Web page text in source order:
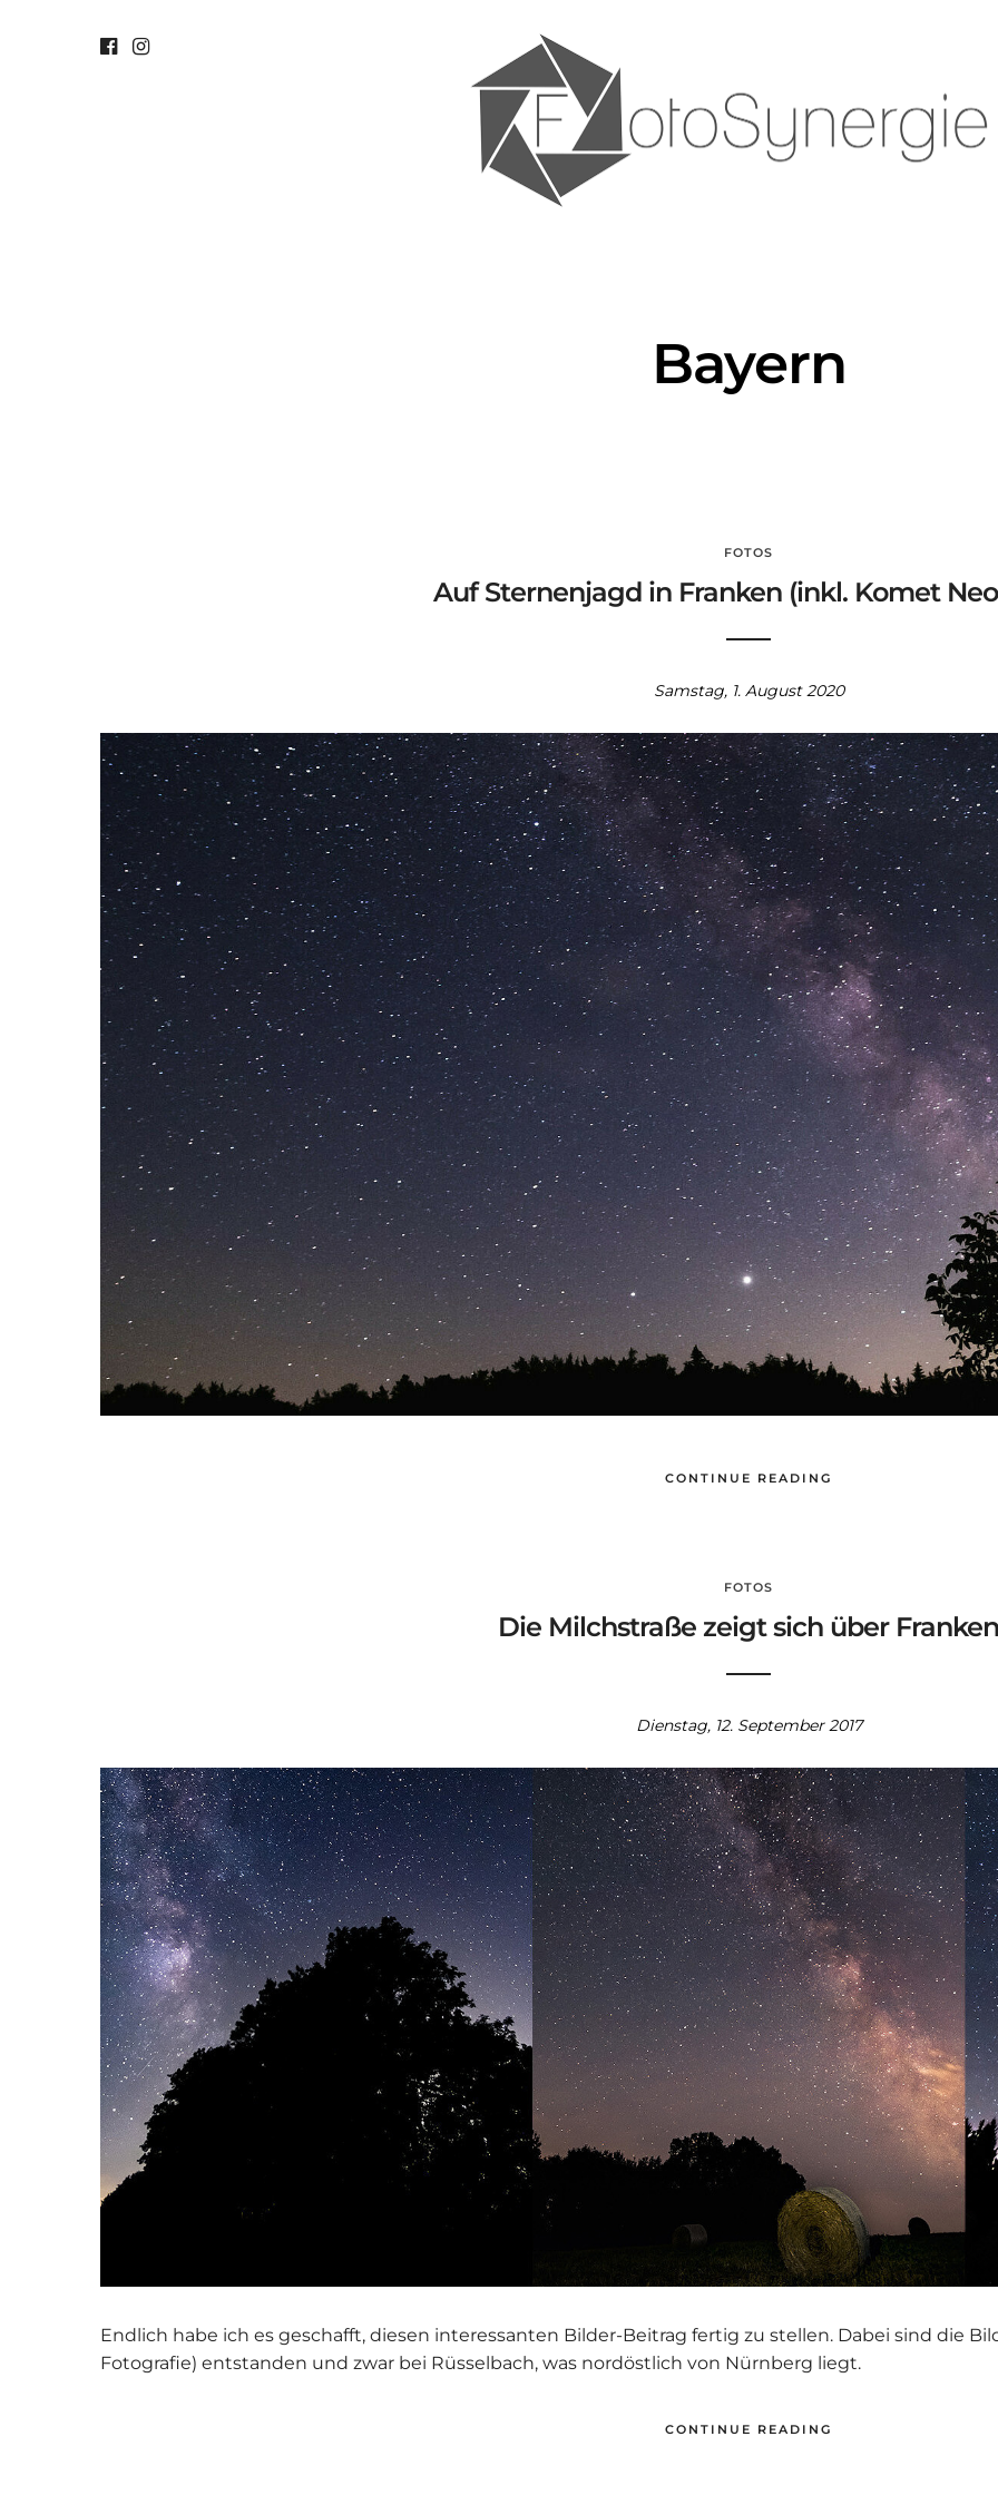
Bayern
FOTOS
Auf Sternenjagd in Franken (inkl. Komet
Samstag, 1. August 2020
CONTINUE READING
FOTOS
Die Milchstraße zeigt sich über Franken
Dienstag, 12. September 2017
Endlich habe ich es geschafft, diesen interessanten Bilder-Beitrag fertig zu stellen. Dabei sind die
Fotografie) entstanden und zwar bei Rüsselbach, was nordöstlich von Nürnberg liegt.
CONTINUE READING